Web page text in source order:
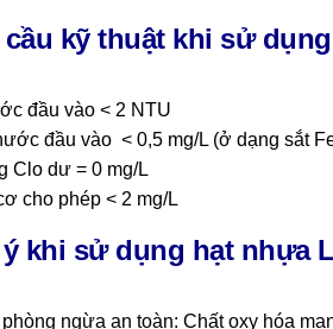
cầu kỹ thuật khi sử
đầu vào < 2 NTU
đầu vào < 0,5 mg/L (ở dạng sắt
Clo dư = 0 mg/L
cho phép < 2 mg/L
khi sử dụng hạt nhựa
ngừa an toàn: Chất oxy hóa